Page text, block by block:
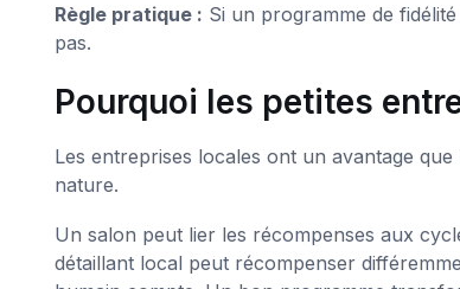
Règle pratique : Si un programme de
pas.
Pourquoi les petites
Les entreprises locales ont un avantage
nature.
Un salon peut lier les récompenses aux
détaillant local peut récompenser